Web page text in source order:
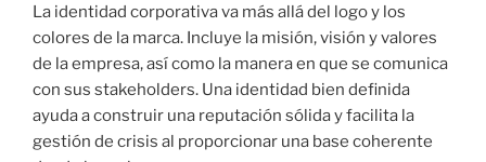
La identidad corporativa va más allá del logo y los
colores de la marca. Incluye la misión, visión y valores
de la empresa, así como la manera en que se comunica
con sus stakeholders. Una identidad bien definida
ayuda a construir una reputación sólida y facilita la
gestión de crisis al proporcionar una base coherente